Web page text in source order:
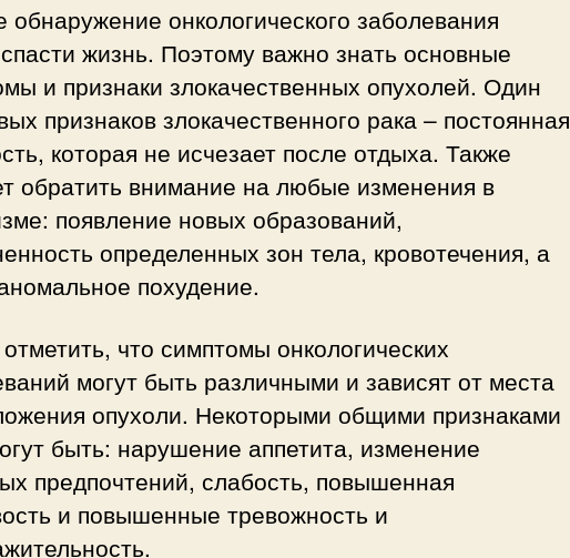
обнаружение онкологического заболевания
жизнь. Поэтому важно знать основные
и признаки злокачественных опухолей. Один
признаков злокачественного рака – постоянная
которая не исчезает после отдыха. Также
обратить внимание на любые изменения в
появление новых образований,
определенных зон тела, кровотечения, а
похудение.
что симптомы онкологических
могут быть различными и зависят от места
опухоли. Некоторыми общими признаками
быть: нарушение аппетита, изменение
предпочтений, слабость, повышенная
и повышенные тревожность и